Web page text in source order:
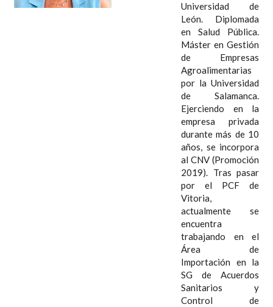
Universidad de
León. Diplomada
en Salud Pública.
Máster en Gestión
de Empresas
Agroalimentarias
por la Universidad
de Salamanca.
Ejerciendo en la
empresa privada
durante más de 10
años, se incorpora
al CNV (Promoción
2019). Tras pasar
por el PCF de
Vitoria,
actualmente se
encuentra
trabajando en el
Área de
Importación en la
SG de Acuerdos
Sanitarios y
Control de